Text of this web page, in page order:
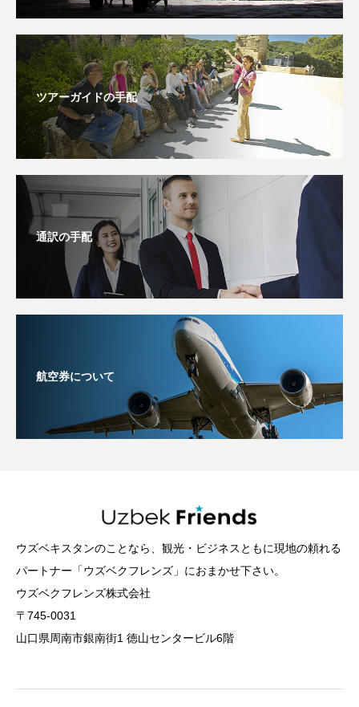
ツアーガイドの手配
通訳の手配
航空券について
ウズベキスタンのことなら、観光・ビジネスともに現地の頼れる
パートナー「ウズベクフレンズ」におまかせ下さい。
ウズベクフレンズ株式会社
〒745-0031
山口県周南市銀南街1 徳山センタービル6階